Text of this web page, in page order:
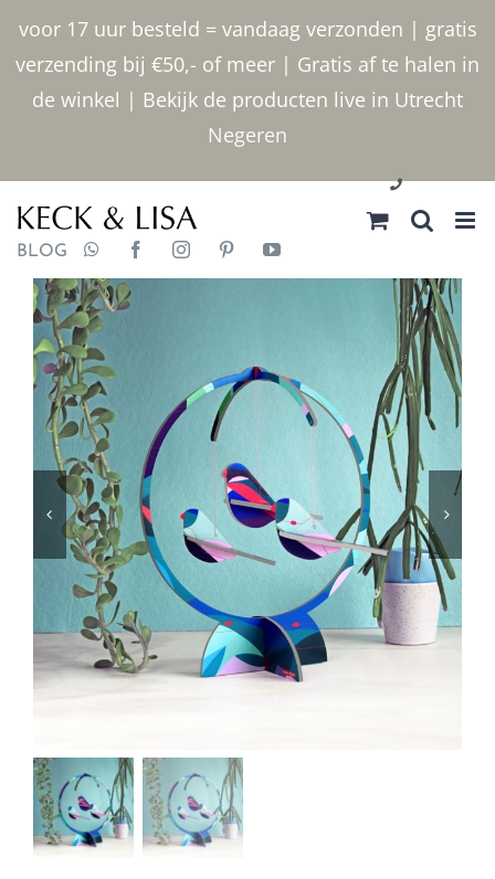
voor 17 uur besteld = vandaag verzonden | gratis
verzending bij €50,- of meer | Gratis af te halen in
de winkel | Bekijk de producten live in Utrecht
Negeren
inhoud
030 2400000
BLOG